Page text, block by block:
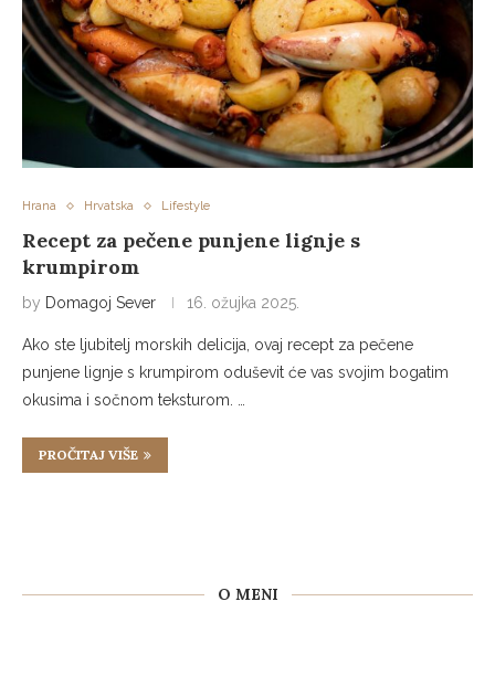
Hrana Hrvatska Lifestyle
Recept za pečene punjene lignje s
krumpirom
by Domagoj Sever 16. ožujka 2025.
Ako ste ljubitelj morskih delicija, ovaj recept za pečene
punjene lignje s krumpirom oduševit će vas svojim bogatim
okusima i sočnom teksturom. …
PROČITAJ VIŠE
O MENI